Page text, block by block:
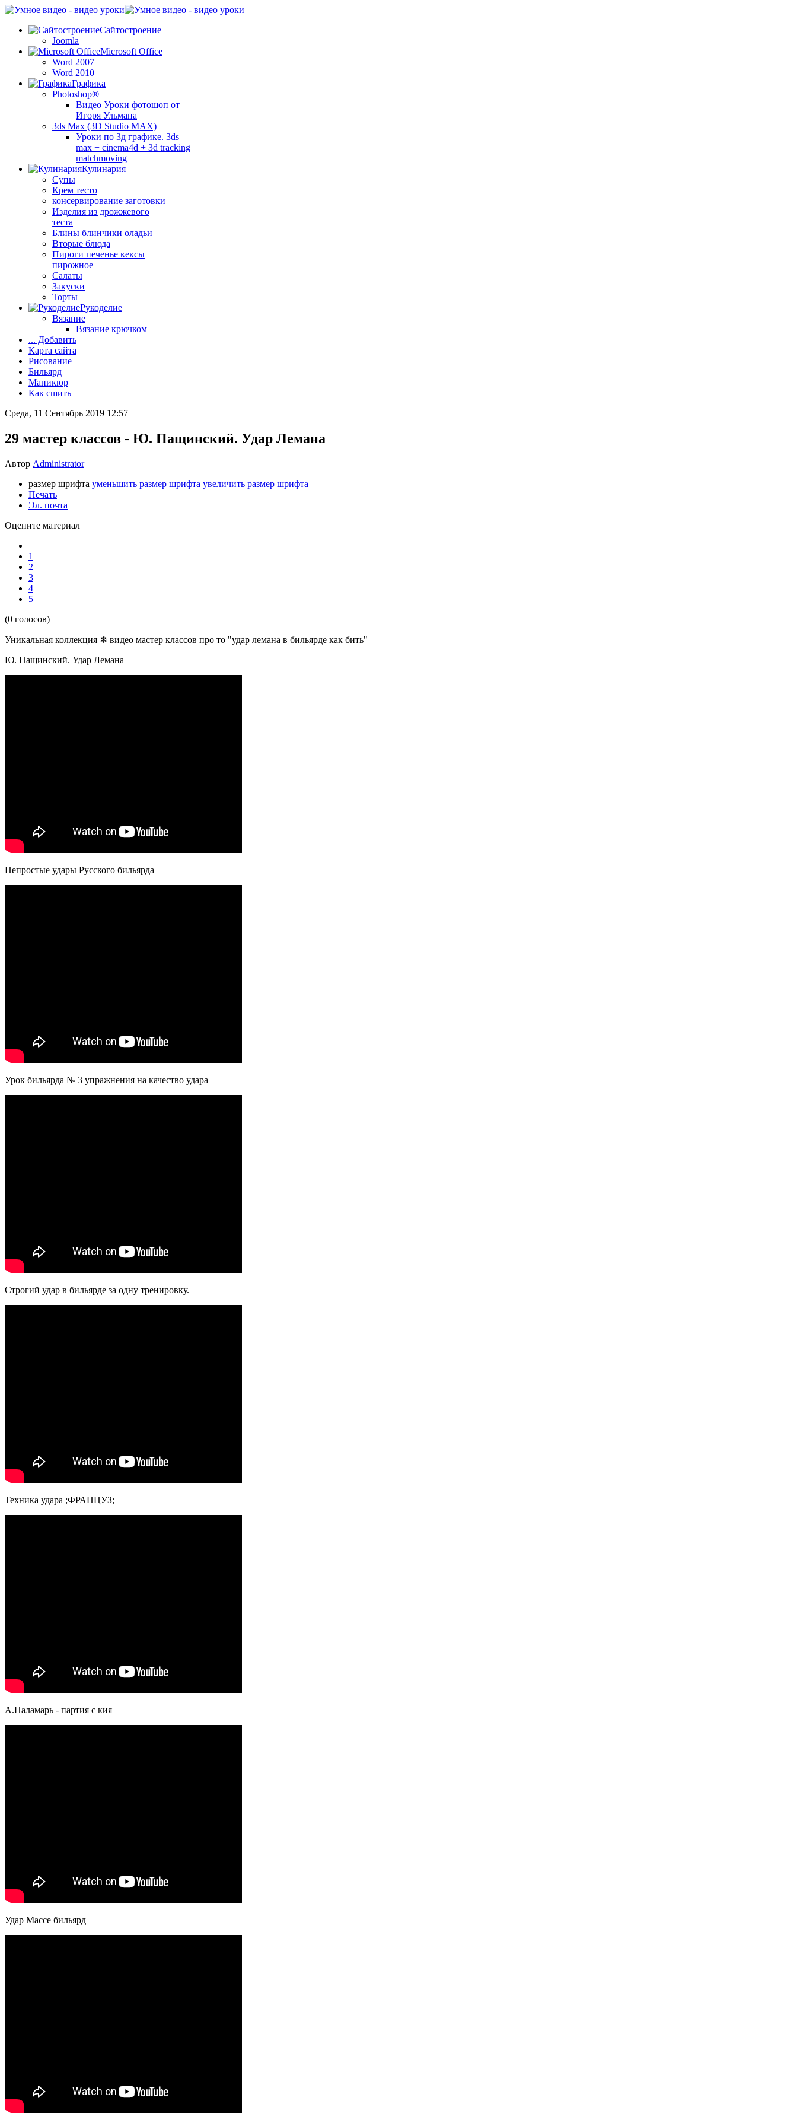
Сайтостроение
Joomla
Microsoft Office
Word 2007
Word 2010
Графика
Photoshop®
Видео Уроки фотошоп от
Игоря Ульмана
3ds Max (3D Studio MAX)
Уроки по 3д графике. 3ds
max + cinema4d + 3d tracking
matchmoving
Кулинария
Супы
Крем тесто
консервирование заготовки
Изделия из дрожжевого
теста
Блины блинчики оладьи
Вторые блюда
Пироги печенье кексы
пирожное
Салаты
Закуски
Торты
Рукоделие
Вязание
Вязание крючком
... Добавить
Карта сайта
Рисование
Бильярд
Маникюр
Как сшить
Среда, 11 Сентябрь 2019 12:57
29 мастер классов - Ю. Пащинский. Удар Лемана
Автор Administrator
размер шрифта уменьшить размер шрифта увеличить размер шрифта
Печать
Эл. почта
Оцените материал
1
2
3
4
5
(0 голосов)
Уникальная коллекция ❄ видео мастер классов про то "удар лемана в бильярде как бить"
Ю. Пащинский. Удар Лемана
Непростые удары Русского бильярда
Урок бильярда № 3 упражнения на качество удара
Строгий удар в бильярде за одну тренировку.
Техника удара ;ФРАНЦУЗ;
А.Паламарь - партия с кия
Удар Массе бильярд